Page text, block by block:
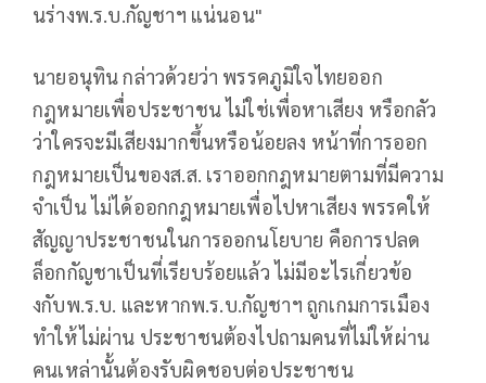
นร่างพ.ร.บ.กัญชาฯ แน่นอน"
นายอนุทิน กล่าวด้วยว่า พรรคภูมิใจไทยออก
กฎหมายเพื่อประชาชน ไม่ใช่เพื่อหาเสียง หรือกลัว
ว่าใครจะมีเสียงมากขึ้นหรือน้อยลง หน้าที่การออก
กฎหมายเป็นของส.ส. เราออกกฎหมายตามที่มีความ
จำเป็น ไม่ได้ออกกฎหมายเพื่อไปหาเสียง พรรคให้
สัญญาประชาชนในการออกนโยบาย คือการปลด
ล็อกกัญชาเป็นที่เรียบร้อยแล้ว ไม่มีอะไรเกี่ยวข้อ
งกับพ.ร.บ. และหากพ.ร.บ.กัญชาฯ ถูกเกมการเมือง
ทำให้ไม่ผ่าน ประชาชนต้องไปถามคนที่ไม่ให้ผ่าน
คนเหล่านั้นต้องรับผิดชอบต่อประชาชน